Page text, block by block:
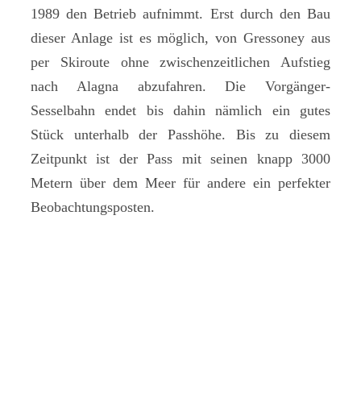
1989 den Betrieb aufnimmt. Erst durch den Bau
dieser Anlage ist es möglich, von Gressoney aus
per Skiroute ohne zwischenzeitlichen Aufstieg
nach Alagna abzufahren. Die Vorgänger-
Sesselbahn endet bis dahin nämlich ein gutes
Stück unterhalb der Passhöhe. Bis zu diesem
Zeitpunkt ist der Pass mit seinen knapp 3000
Metern über dem Meer für andere ein perfekter
Beobachtungsposten.